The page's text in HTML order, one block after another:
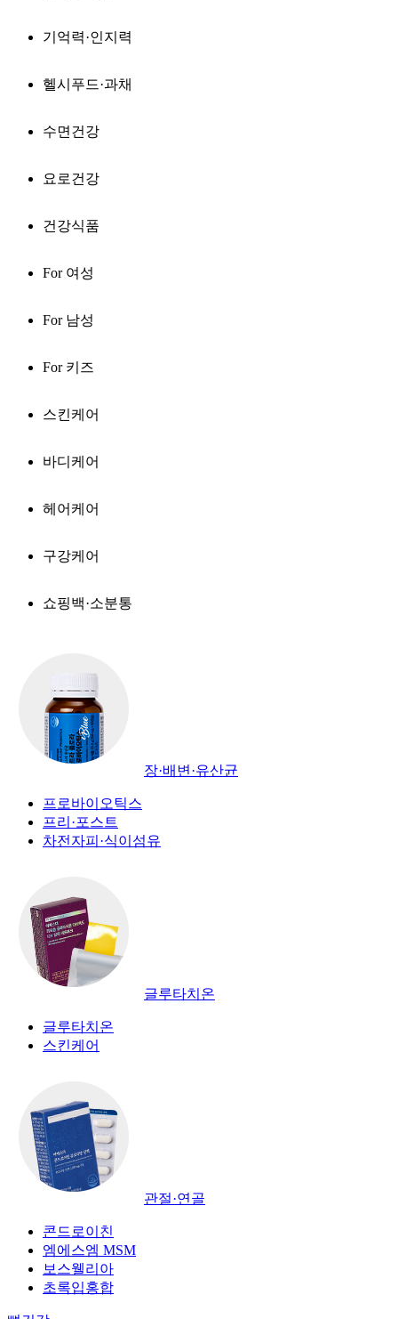
기억력·인지력
헬시푸드·과채
수면건강
요로건강
건강식품
For 여성
For 남성
For 키즈
스킨케어
바디케어
헤어케어
구강케어
쇼핑백·소분통
장·배변·유산균
프로바이오틱스
프리·포스트
차전자피·식이섬유
글루타치온
글루타치온
스킨케어
관절·연골
콘드로이친
엠에스엠 MSM
보스웰리아
초록입홍합